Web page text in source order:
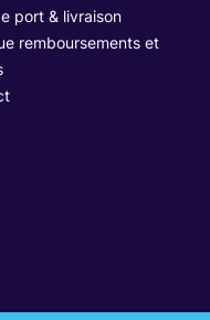
port & livraison
remboursements et